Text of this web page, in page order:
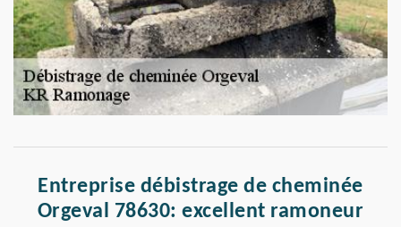
Entreprise débistrage de cheminée
Orgeval 78630: excellent ramoneur